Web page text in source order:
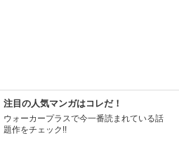
注目の人気マンガはコレだ！
ウォーカープラスで今一番読まれている話
題作をチェック!!